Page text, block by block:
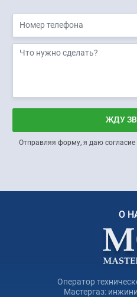
ЖДУ
Отправляя форму, я даю согласие
О
Оператор
Мастергаз: